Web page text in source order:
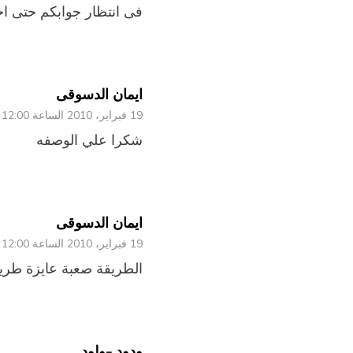
فى انتظار جوابكم حتى
ايمان الدسوقى
19 فبراير، 2010 الساعة 12:00 ص
شكرا علي الوصفه
ايمان الدسوقى
19 فبراير، 2010 الساعة 12:00 ص
الطريقة صعبة عايزة